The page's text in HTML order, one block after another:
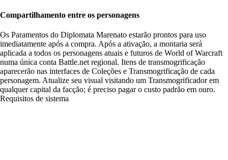
Compartilhamento entre os personagens
Os Paramentos do Diplomata Marenato estarão prontos para uso
imediatamente após a compra. Após a ativação, a montaria será
aplicada a todos os personagens atuais e futuros de World of Warcraft
numa única conta Battle.net regional. Itens de transmogrificação
aparecerão nas interfaces de Coleções e Transmogrificação de cada
personagem. Atualize seu visual visitando um Transmogrificador em
qualquer capital da facção; é preciso pagar o custo padrão em ouro.
Requisitos de sistema